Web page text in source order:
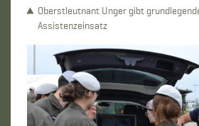
Oberstleutnant Unger gibt
Assistenzeinsatz